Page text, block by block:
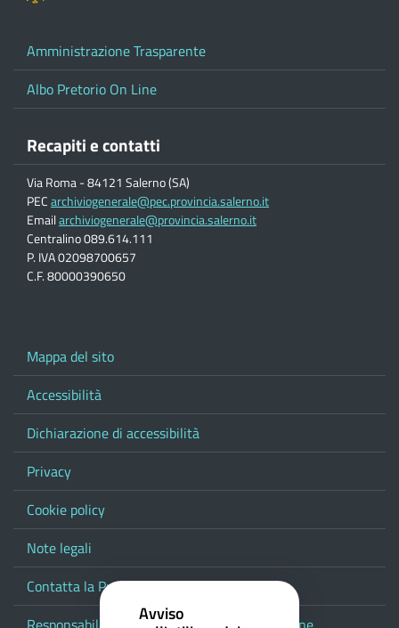
Amministrazione Trasparente
Albo Pretorio On Line
Recapiti e contatti
Via Roma - 84121 Salerno (SA)
PECarchiviogenerale@pec.provincia.salerno.it
Emailarchiviogenerale@provincia.salerno.it
Centralino 089.614.111
P. IVA 02098700657
C.F. 80000390650
Mappa del sito
Accessibilità
Dichiarazione di accessibilità
Privacy
Cookie policy
Note legali
Contatta la Provincia
Avviso